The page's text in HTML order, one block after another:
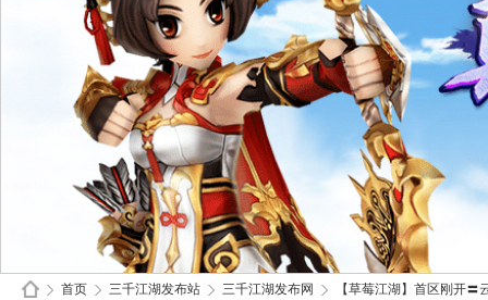
首页 三千江湖发布站 三千江湖发布网 【草莓江湖】首区刚开